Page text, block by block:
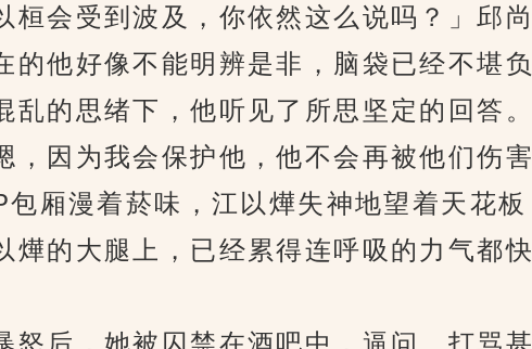
会受到波及，你依然这么说吗？」邱尚
的他好像不能明辨是非，脑袋已经不堪
的思绪下，他听见了所思坚定的回答。
因为我会保护他，他不会再被他们伤害
漫着菸味，江以燁失神地望着天花板
的大腿上，已经累得连呼吸的力气都快
后，她被囚禁在酒吧中，逼问、打骂甚